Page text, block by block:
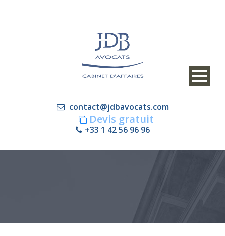
contact@jdbavocats.com
Devis gratuit
+33 1 42 56 96 96